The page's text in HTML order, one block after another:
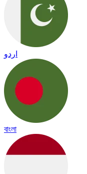
اردو
বাংলা